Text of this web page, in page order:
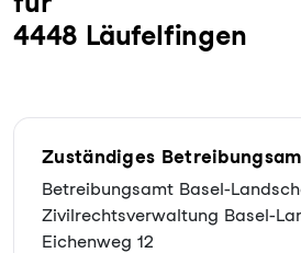
4448 Läufelfingen
Zuständiges
Betreibungsamt Basel-
Zivilrechtsverwaltung Basel-
Eichenweg 12